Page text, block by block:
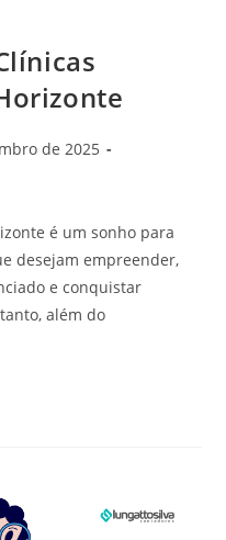
de 2025
é um sonho para
desejam empreender,
e conquistar
além do